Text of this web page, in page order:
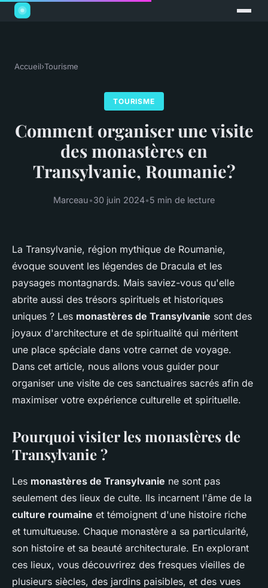
Accueil›Tourisme
TOURISME
Comment organiser une visite
des monastères en
Transylvanie, Roumanie?
Marceau•30 juin 2024•5 min de lecture
La Transylvanie, région mythique de Roumanie,
évoque souvent les légendes de Dracula et les
paysages montagnards. Mais saviez-vous qu'elle
abrite aussi des trésors spirituels et historiques
uniques ? Les monastères de Transylvanie sont des
joyaux d'architecture et de spiritualité qui méritent
une place spéciale dans votre carnet de voyage.
Dans cet article, nous allons vous guider pour
organiser une visite de ces sanctuaires sacrés afin de
maximiser votre expérience culturelle et spirituelle.
Pourquoi visiter les monastères de
Transylvanie ?
Les monastères de Transylvanie ne sont pas
seulement des lieux de culte. Ils incarnent l'âme de la
culture roumaine et témoignent d'une histoire riche
et tumultueuse. Chaque monastère a sa particularité,
son histoire et sa beauté architecturale. En explorant
ces lieux, vous découvrirez des fresques vieilles de
plusieurs siècles, des jardins paisibles, et des vues